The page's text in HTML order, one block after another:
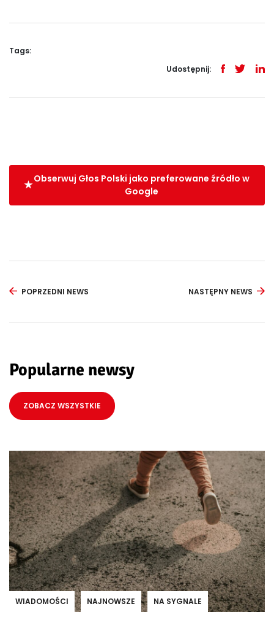
Tags:
Udostępnij:
Obserwuj Głos Polski jako preferowane źródło w
Google
POPRZEDNI NEWS NASTĘPNY NEWS
Popularne newsy
ZOBACZ WSZYSTKIE
WIADOMOŚCI NAJNOWSZE NA SYGNALE